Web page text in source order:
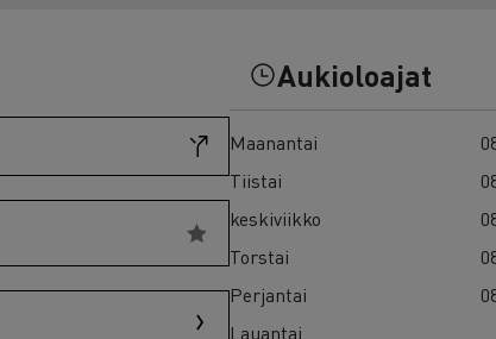
Aukioloajat
Maanantai
Tiistai
keskiviikko
Torstai
Perjantai
Lauantai